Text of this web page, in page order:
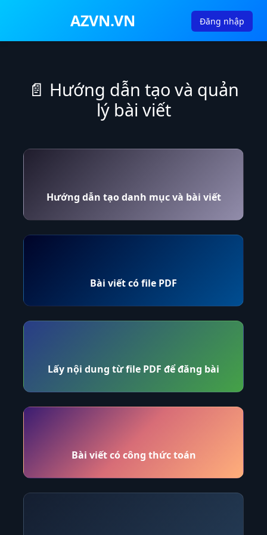
AZVN.VN Đăng nhập
📄 Hướng dẫn tạo và quản
lý bài viết
Hướng dẫn tạo danh mục và bài viết
Bài viết có file PDF
Lấy nội dung từ file PDF để đăng bài
Bài viết có công thức toán